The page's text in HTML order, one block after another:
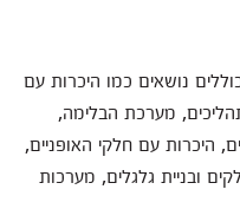
נושאים כמו היכרות עם
מערכת הבלימה,
היכרות עם חלקי האופניים,
ובניית גלגלים, מערכות